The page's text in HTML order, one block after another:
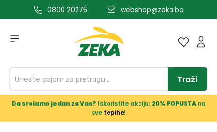
glavni sadržaj0800 20275 webshop@zeka.ba
Traži
Da srolamo jedan za Vas? Iskoristite akciju: 20% POPUSTAna
sve tepihe!